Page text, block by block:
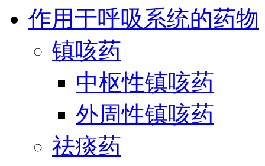
作用于呼吸系统的药物
镇咳药
中枢性镇咳药
外周性镇咳药
祛痰药